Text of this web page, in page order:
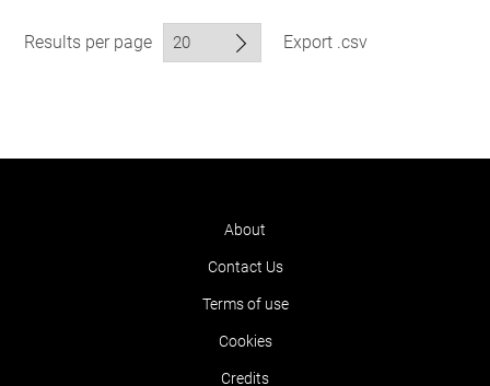
Results per page Export .csv
About
Contact Us
Terms of use
Cookies
Credits